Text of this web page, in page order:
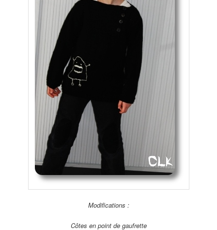
Modifications :
Côtes en point de gaufrette